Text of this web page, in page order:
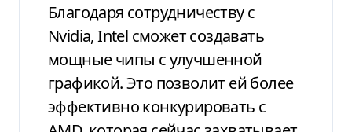
Благодаря сотрудничеству с
Nvidia, Intel сможет создавать
мощные чипы с улучшенной
графикой. Это позволит ей более
эффективно конкурировать с